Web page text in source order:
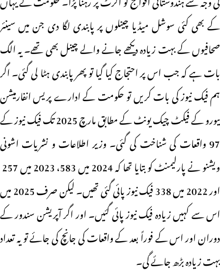
کے بھی کئی سوشل میڈیا چینلوں پر پابندی لگا دی جن میں سینئر
صحافیوں کے بہت زیادہ دیکھے جانے والے چینل بھی تھے۔ یہ الگ
بات ہے کہ جب اس پر احتجاج کیا گیا تو پھر پابندی ہٹا لی گئی۔ اگر
ہم فیک نیوز کی بات کریں تو حکومت کے ادارے پریس انفارمیشن
بیورو کے فیکٹ چیک یونٹ کے مطابق مارچ 2025 تک فیک نیوز کے
97 واقعات کی شناخت کی گئی۔ وزیر اطلاعات و نشریات اشونی
اور 2022 میں 338 فیک نیوز پائی گئی تھیں۔ لیکن صرف 2025 میں
اس سے کہیں زیادہ فیک نیوز پائی گئیں۔ اور اگر آپریشن سندور کے
دوران اور اس کے فوراً بعد کے واقعات کی جانچ کی جائے تو یہ تعداد
بہت زیادہ بڑھ جائے گی۔